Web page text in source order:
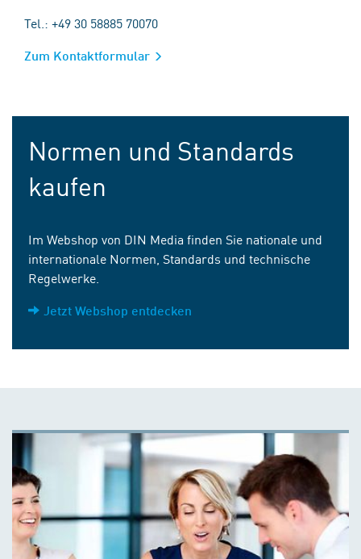
Tel.: +49 30 58885 70070
Zum Kontaktformular
Normen und Standards
kaufen
Im Webshop von DIN Media finden Sie nationale und
internationale Normen, Standards und technische
Regelwerke.
Jetzt Webshop entdecken